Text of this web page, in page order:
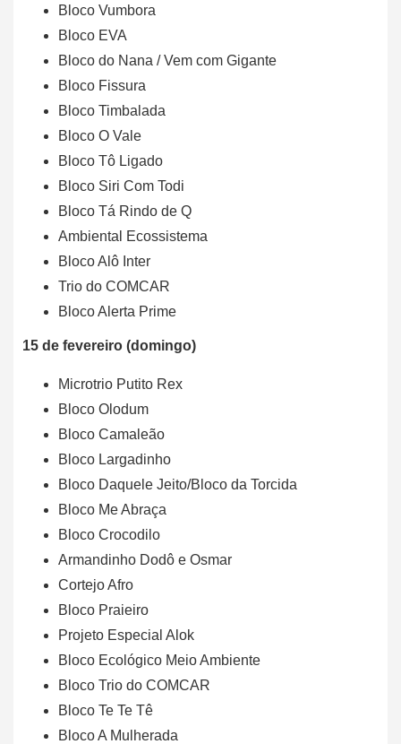
Bloco Vumbora
Bloco EVA
Bloco do Nana / Vem com Gigante
Bloco Fissura
Bloco Timbalada
Bloco O Vale
Bloco Tô Ligado
Bloco Siri Com Todi
Bloco Tá Rindo de Q
Ambiental Ecossistema
Bloco Alô Inter
Trio do COMCAR
Bloco Alerta Prime
15 de fevereiro (domingo)
Microtrio Putito Rex
Bloco Olodum
Bloco Camaleão
Bloco Largadinho
Bloco Daquele Jeito/Bloco da Torcida
Bloco Me Abraça
Bloco Crocodilo
Armandinho Dodô e Osmar
Cortejo Afro
Bloco Praieiro
Projeto Especial Alok
Bloco Ecológico Meio Ambiente
Bloco Trio do COMCAR
Bloco Te Te Tê
Bloco A Mulherada